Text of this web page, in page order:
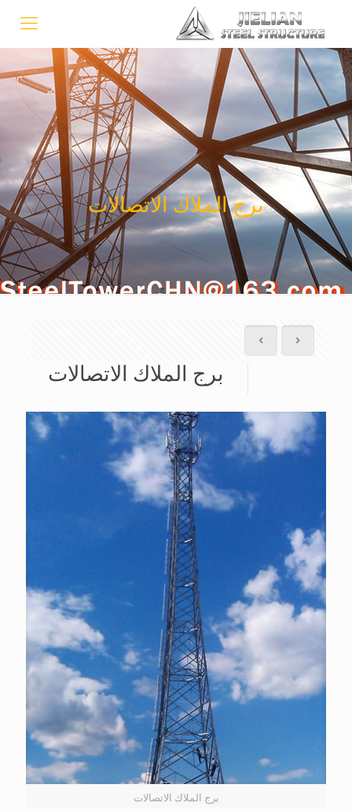
برج الملاك الاتصالات
برج الملاك الاتصالات
برج الملاك الاتصالات